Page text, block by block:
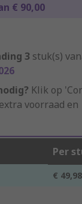
€ 90,00
3 stuk(s)
Klik op
voorraad en
Per
€ 49,98